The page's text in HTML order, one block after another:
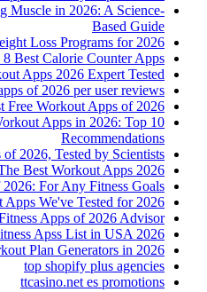
Muscle in 2026: A Science-
Based Guide
Loss Programs for 2026
8 Best Calorie Counter Apps
Apps 2026 Expert Tested
of 2026 per user reviews
Free Workout Apps of 2026
Apps in 2026: Top 10
Recommendations
2026, Tested by Scientists
Best Workout Apps 2026
For Any Fitness Goals
Apps We've Tested for 2026
Apps of 2026 Advisor
Apss List in USA 2026
Plan Generators in 2026
top shopify plus agencies
ttcasino.net es promotions